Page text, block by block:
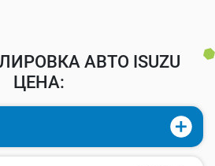
АВТО ISUZU
ЦЕНА: